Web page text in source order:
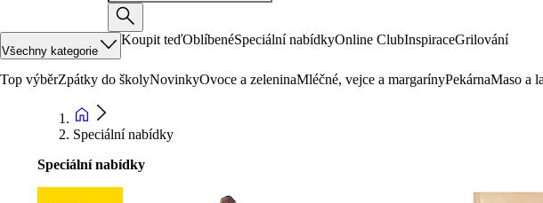
Všechny kategorie
Koupit teďOblíbenéSpeciální nabídkyOnline ClubInspiraceGrilování
Top výběrZpátky do školyNovinkyOvoce a zeleninaMléčné, vejce a margarínyPekárnaMaso a
Speciální nabídky
Speciální nabídky